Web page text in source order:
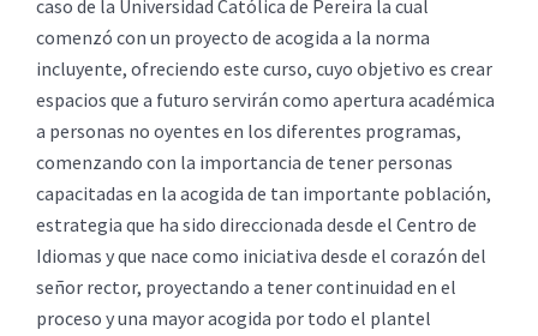
caso de la Universidad Católica de Pereira la cual
comenzó con un proyecto de acogida a la norma
incluyente, ofreciendo este curso, cuyo objetivo es crear
espacios que a futuro servirán como apertura académica
a personas no oyentes en los diferentes programas,
comenzando con la importancia de tener personas
capacitadas en la acogida de tan importante población,
estrategia que ha sido direccionada desde el Centro de
Idiomas y que nace como iniciativa desde el corazón del
señor rector, proyectando a tener continuidad en el
proceso y una mayor acogida por todo el plantel